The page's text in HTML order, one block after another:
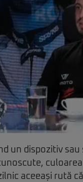
un dispozitiv
aceeași rută